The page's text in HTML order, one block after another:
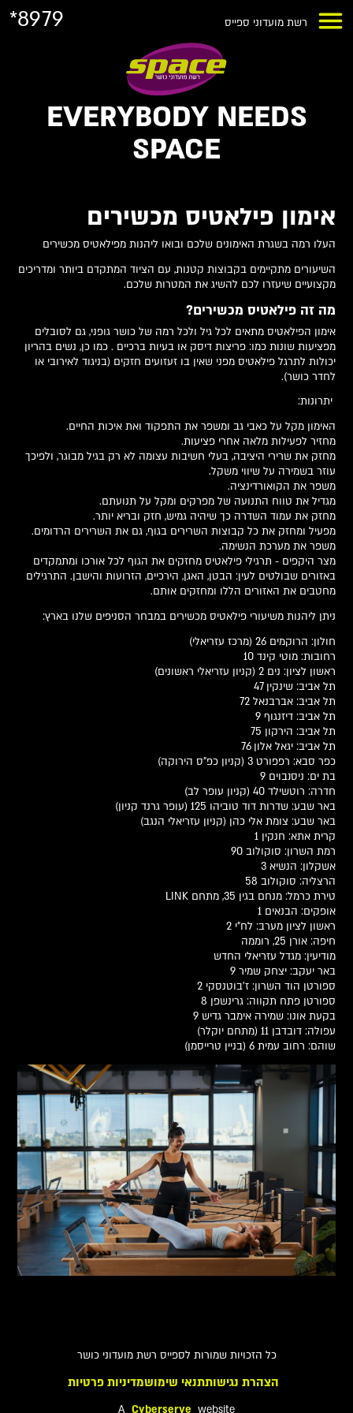
רשת מועדוני ספייס *8979
EVERYBODY NEEDS
SPACE
אימון פילאטיס מכשירים
העלו רמה בשגרת האימונים שלכם ובואו ליהנות מפילאטיס מכשירים
השיעורים מתקיימים בקבוצות קטנות, עם הציוד המתקדם ביותר ומדריכים
מקצועיים שיעזרו לכם להשיג את המטרות שלכם.
מה זה פילאטיס מכשירים?
אימון הפילאטיס מתאים לכל גיל ולכל רמה של כושר גופני, גם לסובלים
מפציעות שונות כמו: פריצות דיסק או בעיות ברכיים . כמו כן, נשים בהריון
יכולות לתרגל פילאטיס מפני שאין בו זעזועים חזקים (בניגוד לאירובי או
לחדר כושר).
יתרונות:
האימון מקל על כאבי גב ומשפר את התפקוד ואת איכות החיים.
מחזיר לפעילות מלאה אחרי פציעות.
מחזק את שרירי היציבה, בעלי חשיבות עצומה לא רק בגיל מבוגר, ולפיכך
עוזר בשמירה על שיווי משקל.
משפר את הקואורדינציה.
מגדיל את טווח התנועה של מפרקים ומקל על תנועתם.
מחזק את עמוד השדרה כך שיהיה גמיש, חזק ובריא יותר.
מפעיל ומחזק את כל קבוצות השרירים בגוף, גם את השרירים הרדומים.
משפר את מערכת הנשימה.
מצר היקפים - תרגילי פילאטיס מחזקים את הגוף לכל אורכו ומתמקדים
באזורים שבולטים לעין: הבטן, האגן, הירכיים, הזרועות והישבן. התרגילים
מחטבים את האזורים הללו ומחזקים אותם.
ניתן ליהנות משיעורי פילאטיס מכשירים במבחר הסניפים שלנו בארץ:
חולון: הרוקמים 26 (מרכז עזריאלי)
רחובות: מוטי קינד 10
ראשון לציון: נים 2 (קניון עזריאלי ראשונים)
תל אביב: שינקין 47
תל אביב: אברבנאל 72
תל אביב: דיזנגוף 9
תל אביב: הירקון 75
תל אביב: יגאל אלון 76
כפר סבא: רפפורט 3 (קניון כפ"ס הירוקה)
בת ים: ניסנבוים 9
חדרה: רוטשילד 40 (קניון עופר לב)
באר שבע: שדרות דוד טוביהו 125 (עופר גרנד קניון)
באר שבע: צומת אלי כהן (קניון עזריאלי הנגב)
קרית אתא: חנקין 1
רמת השרון: סוקולוב 90
אשקלון: הנשיא 3
הרצליה: סוקולוב 58
טירת כרמל: מנחם בגין 35, מתחם LINK
אופקים: הבנאים 1
ראשון לציון מערב: לח"י 2
חיפה: אורן 25, רוממה
מודיעין: מגדל עזריאלי החדש
באר יעקב: יצחק שמיר 9
ספורטן הוד השרון: ז'בוטנסקי 2
ספורטן פתח תקווה: גרינשפן 8
בקעת אונו: שמירה אימבר גדיש 9
עפולה: דובדבן 11 (מתחם יוקלר)
שוהם: רחוב עמית 6 (בניין טרייסמן)
כל הזכויות שמורות לספייס רשת מועדוני כושר
הצהרת נגישותתנאי שימושמדיניות פרטיות
A Cyberserve website